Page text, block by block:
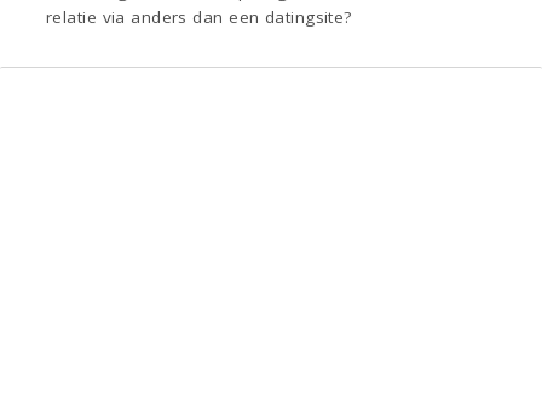
relatie via anders dan een datingsite?